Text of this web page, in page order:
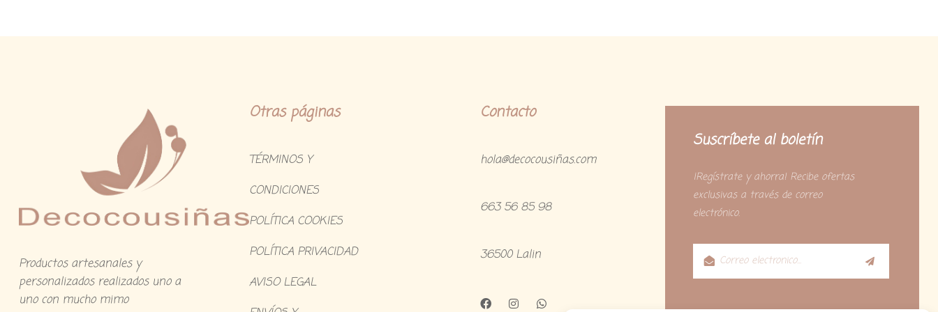
Productos artesanales y
personalizados realizados uno a
uno con mucho mimo
Otras páginas
TÉRMINOS Y
CONDICIONES
POLÍTICA COOKIES
POLÍTICA PRIVACIDAD
AVISO LEGAL
Contacto
hola@decocousiñas.com
663 56 85 98
36500 Lalin
Suscríbete al boletín
¡Regístrate y ahorra! Recibe ofertas
exclusivas a través de correo
electrónico.